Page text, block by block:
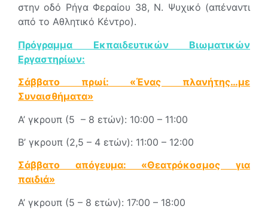
στην οδό Ρήγα Φεραίου 38, Ν. Ψυχικό (απέναντι
από το Αθλητικό Κέντρο).
Πρόγραμμα Εκπαιδευτικών Βιωματικών
Εργαστηρίων:
Σάββατο πρωί: «Ένας πλανήτης…με
Συναισθήματα»
Α’ γκρουπ (5 – 8 ετών): 10:00 – 11:00
Β’ γκρουπ (2,5 – 4 ετών): 11:00 – 12:00
Σάββατο απόγευμα: «Θεατρόκοσμος για
παιδιά»
Α’ γκρουπ (5 – 8 ετών): 17:00 – 18:00